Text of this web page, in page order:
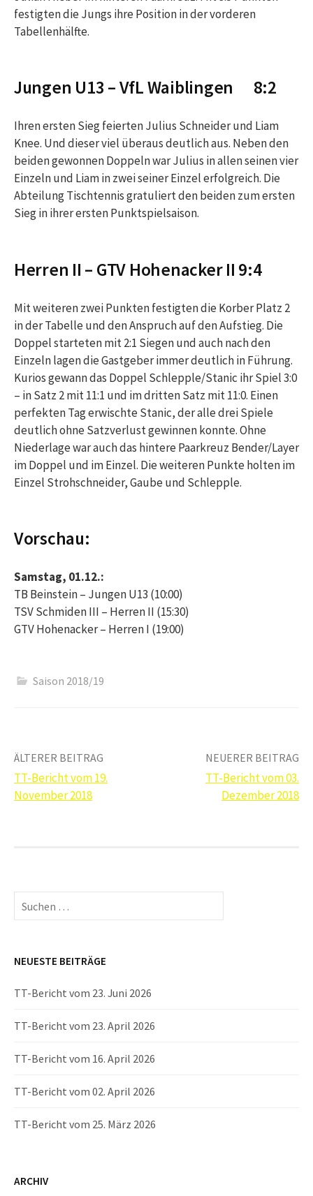
festigten die Jungs ihre Position in der vorderen
Tabellenhälfte.
Jungen U13 – VfL Waiblingen 8:2
Ihren ersten Sieg feierten Julius Schneider und Liam
Knee. Und dieser viel überaus deutlich aus. Neben den
beiden gewonnen Doppeln war Julius in allen seinen vier
Einzeln und Liam in zwei seiner Einzel erfolgreich. Die
Abteilung Tischtennis gratuliert den beiden zum ersten
Sieg in ihrer ersten Punktspielsaison.
Herren II – GTV Hohenacker II 9:4
Mit weiteren zwei Punkten festigten die Korber Platz 2
in der Tabelle und den Anspruch auf den Aufstieg. Die
Doppel starteten mit 2:1 Siegen und auch nach den
Einzeln lagen die Gastgeber immer deutlich in Führung.
Kurios gewann das Doppel Schlepple/Stanic ihr Spiel 3:0
– in Satz 2 mit 11:1 und im dritten Satz mit 11:0. Einen
perfekten Tag erwischte Stanic, der alle drei Spiele
deutlich ohne Satzverlust gewinnen konnte. Ohne
Niederlage war auch das hintere Paarkreuz Bender/Layer
im Doppel und im Einzel. Die weiteren Punkte holten im
Einzel Strohschneider, Gaube und Schlepple.
Vorschau:
Samstag, 01.12.:
TB Beinstein – Jungen U13 (10:00)
TSV Schmiden III – Herren II (15:30)
GTV Hohenacker – Herren I (19:00)
Saison 2018/19
Beitrags-
Navigation
ÄLTERER BEITRAG
TT-Bericht vom 19.
November 2018
NEUERER BEITRAG
TT-Bericht vom 03.
Dezember 2018
Suchen
nach:
NEUESTE BEITRÄGE
TT-Bericht vom 23. Juni 2026
TT-Bericht vom 23. April 2026
TT-Bericht vom 16. April 2026
TT-Bericht vom 02. April 2026
TT-Bericht vom 25. März 2026
ARCHIV